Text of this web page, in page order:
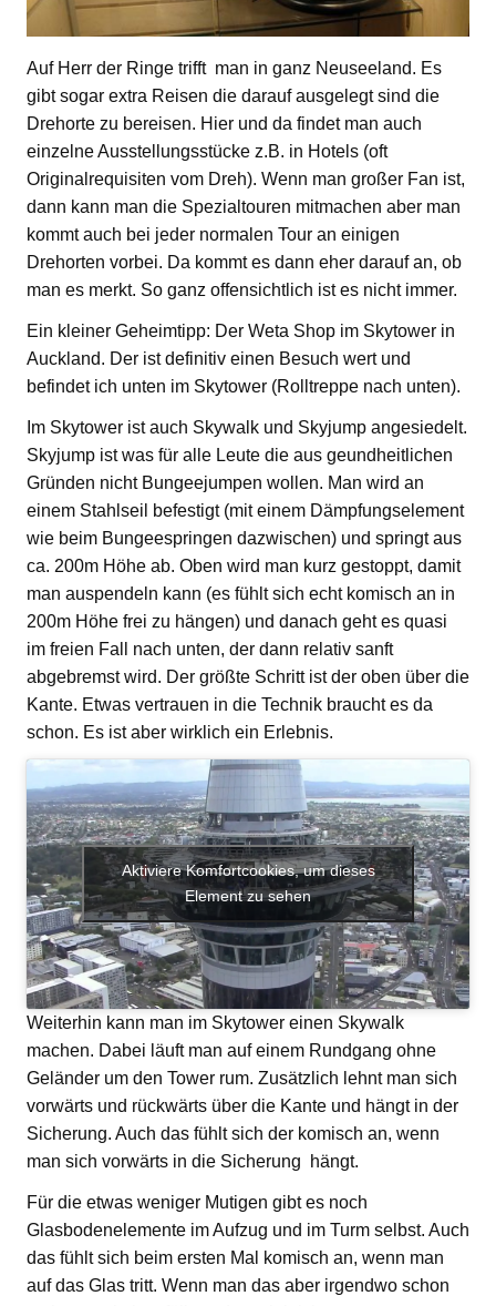
Auf Herr der Ringe trifft man in ganz Neuseeland. Es
gibt sogar extra Reisen die darauf ausgelegt sind die
Drehorte zu bereisen. Hier und da findet man auch
einzelne Ausstellungsstücke z.B. in Hotels (oft
Originalrequisiten vom Dreh). Wenn man großer Fan ist,
dann kann man die Spezialtouren mitmachen aber man
kommt auch bei jeder normalen Tour an einigen
Drehorten vorbei. Da kommt es dann eher darauf an, ob
man es merkt. So ganz offensichtlich ist es nicht immer.
Ein kleiner Geheimtipp: Der Weta Shop im Skytower in
Auckland. Der ist definitiv einen Besuch wert und
befindet ich unten im Skytower (Rolltreppe nach unten).
Im Skytower ist auch Skywalk und Skyjump angesiedelt.
Skyjump ist was für alle Leute die aus geundheitlichen
Gründen nicht Bungeejumpen wollen. Man wird an
einem Stahlseil befestigt (mit einem Dämpfungselement
wie beim Bungeespringen dazwischen) und springt aus
ca. 200m Höhe ab. Oben wird man kurz gestoppt, damit
man auspendeln kann (es fühlt sich echt komisch an in
200m Höhe frei zu hängen) und danach geht es quasi
im freien Fall nach unten, der dann relativ sanft
abgebremst wird. Der größte Schritt ist der oben über die
Kante. Etwas vertrauen in die Technik braucht es da
schon. Es ist aber wirklich ein Erlebnis.
Aktiviere Komfortcookies, um dieses
Element zu sehen
Weiterhin kann man im Skytower einen Skywalk
machen. Dabei läuft man auf einem Rundgang ohne
Geländer um den Tower rum. Zusätzlich lehnt man sich
vorwärts und rückwärts über die Kante und hängt in der
Sicherung. Auch das fühlt sich der komisch an, wenn
man sich vorwärts in die Sicherung hängt.
Für die etwas weniger Mutigen gibt es noch
Glasbodenelemente im Aufzug und im Turm selbst. Auch
das fühlt sich beim ersten Mal komisch an, wenn man
auf das Glas tritt. Wenn man das aber irgendwo schon